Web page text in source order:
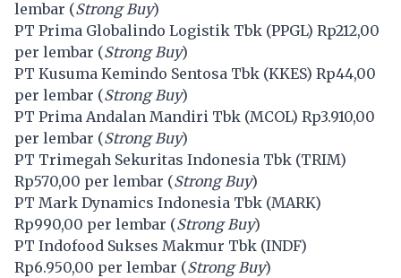
lembar (Strong Buy)
PT Prima Globalindo Logistik Tbk (PPGL) Rp212,00
per lembar (Strong Buy)
PT Kusuma Kemindo Sentosa Tbk (KKES) Rp44,00
per lembar (Strong Buy)
PT Prima Andalan Mandiri Tbk (MCOL) Rp3.910,00
per lembar (Strong Buy)
PT Trimegah Sekuritas Indonesia Tbk (TRIM)
Rp570,00 per lembar (Strong Buy)
PT Mark Dynamics Indonesia Tbk (MARK)
Rp990,00 per lembar (Strong Buy)
PT Indofood Sukses Makmur Tbk (INDF)
Rp6.950,00 per lembar (Strong Buy)